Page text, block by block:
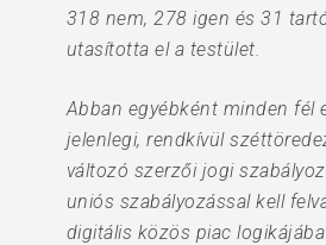
318 nem, 278 igen és 31
utasította el a testület.
Abban egyébként minden fél
jelenlegi, rendkívül
változó szerzői jogi
uniós szabályozással kell
digitális közös piac